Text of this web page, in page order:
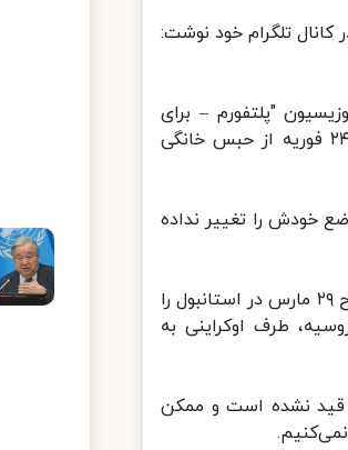
تلگرام خود نوشت:
"پلتفورم – برای
زندگی" باز شد. طبق گزارش‌ها، او بعد از آغاز حمله روسیه به اوکراین در ۲۴ فوریه از حبس خانگی
را تغییر نداده
دیوید آراخامیا، رهبر جناح حزب حاکم خدمتگزار مردم که رهبری مذاکرات صلح ۲۹ مارس در استانبول را
طرف اوکراینی به
قید نشده است و ممکن